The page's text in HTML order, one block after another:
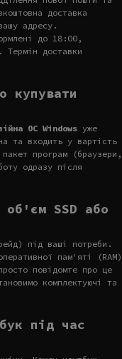
доставка
адресу.
до 18:00,
доставки
купувати
ОС Windows уже
та входить у вартість
програм (браузери,
одразу після
SSD або
під ваші потреби.
пам'яті (RAM)
повідомте про це
комплектуючі та
під час